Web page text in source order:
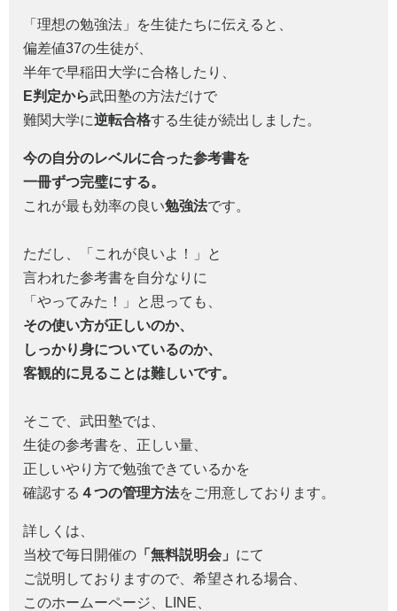
「理想の勉強法」を生徒たちに伝えると、
偏差値37の生徒が、
半年で早稲田大学に合格したり、
E判定から武田塾の方法だけで
難関大学に逆転合格する生徒が続出しました。
今の自分のレベルに合った参考書を
一冊ずつ完璧にする。
これが最も効率の良い勉強法です。
ただし、「これが良いよ！」と
言われた参考書を自分なりに
「やってみた！」と思っても、
その使い方が正しいのか、
しっかり身についているのか、
客観的に見ることは難しいです。
そこで、武田塾では、
生徒の参考書を、正しい量、
正しいやり方で勉強できているかを
確認する ４つの管理方法をご用意しております。
詳しくは、
当校で毎日開催の 「無料説明会」 にて
ご説明しておりますので、希望される場合、
このホームーページ、LINE、